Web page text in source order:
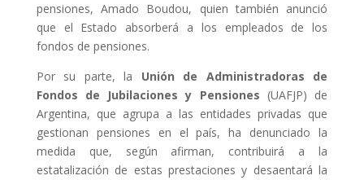
pensiones, Amado Boudou, quien también anunció
que el Estado absorberá a los empleados de los
fondos de pensiones.
Por su parte, la Unión de Administradoras de
Fondos de Jubilaciones y Pensiones (UAFJP) de
Argentina, que agrupa a las entidades privadas que
gestionan pensiones en el país, ha denunciado la
medida que, según afirman, contribuirá a la
estatalización de estas prestaciones y desaentará la